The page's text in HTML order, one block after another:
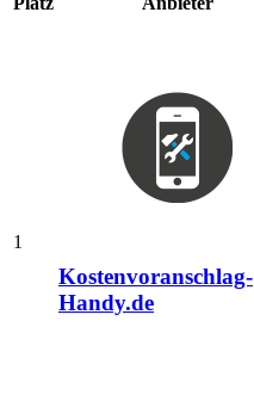
1
Kostenvoranschlag-
Handy.de